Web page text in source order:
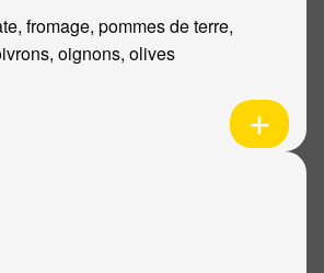
fromage, pommes de terre,
oignons, olives